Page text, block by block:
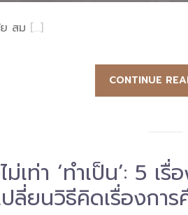
สม […]
CONTINUE
ม่เท่า ‘ทำเป็น’: 5 เ
ปลี่ยนวิธีคิดเรื่องกา